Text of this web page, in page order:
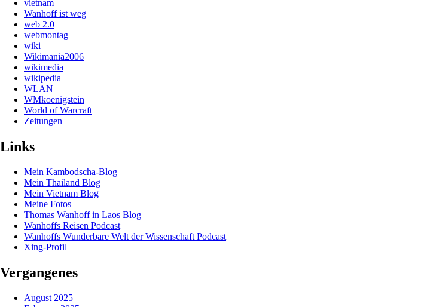
vietnam
Wanhoff ist weg
web 2.0
webmontag
wiki
Wikimania2006
wikimedia
wikipedia
WLAN
WMkoenigstein
World of Warcraft
Zeitungen
Links
Mein Kambodscha-Blog
Mein Thailand Blog
Mein Vietnam Blog
Meine Fotos
Thomas Wanhoff in Laos Blog
Wanhoffs Reisen Podcast
Wanhoffs Wunderbare Welt der Wissenschaft Podcast
Xing-Profil
Vergangenes
August 2025